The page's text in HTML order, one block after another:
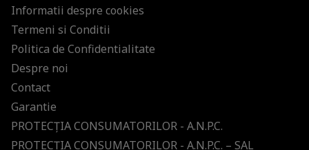
Informatii despre cookies
Termeni si Conditii
Politica de Confidentialitate
Despre noi
Contact
Garantie
PROTECŢIA CONSUMATORILOR - A.N.P.C.
PROTECŢIA CONSUMATORILOR - A.N.P.C. – SAL